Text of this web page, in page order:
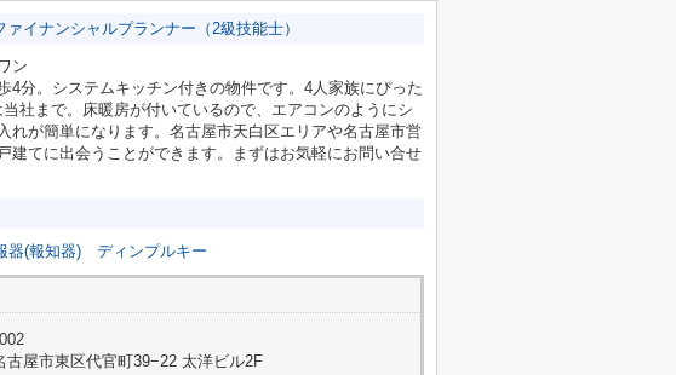
イナンシャルプランナー（2級技能士）
ン
4分。システムキッチン付きの物件です。4人家族にぴった
社まで。床暖房が付いているので、エアコンのようにシ
れが簡単になります。名古屋市天白区エリアや名古屋市営
建てに出会うことができます。まずはお気軽にお問い合せ
器(報知器) ディンプルキー
古屋市東区代官町39−22 太洋ビル2F